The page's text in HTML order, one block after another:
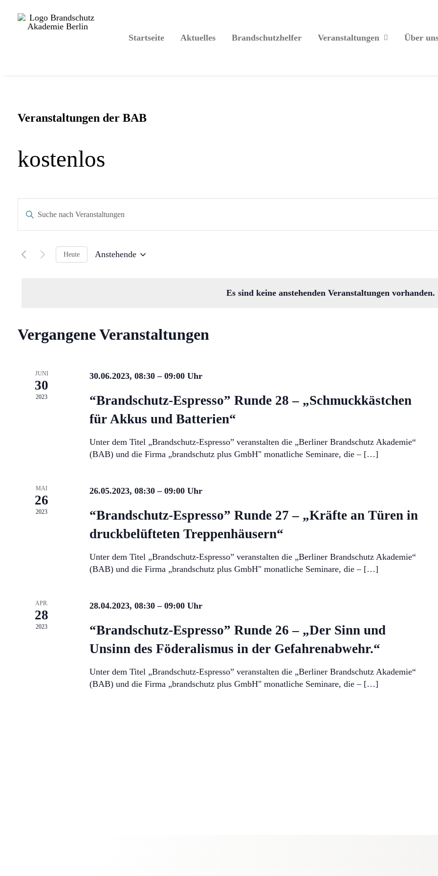
Startseite Aktuelles Brandschutzhelfer Veranstaltungen Über
Veranstaltungen der BAB
kostenlos
Es sind keine anstehenden Veranstaltungen vorhanden.
Suche
und
Ansichten,
Navigation
Bitte
nach
Heute
Anstehende
Vergangene Veranstaltungen
JUNI
30
2023
30.06.2023, 08:30– 09:00
“Brandschutz-Espresso” Runde 28 – „Schmuckkästchen
für Akkus und Batterien“
Unter dem Titel „Brandschutz-Espresso” veranstalten die „Berliner Brandschutz Akademie“
(BAB) und die Firma „brandschutz plus GmbH" monatliche Seminare, die – […]
MAI
26
2023
26.05.2023, 08:30– 09:00
“Brandschutz-Espresso” Runde 27 – „Kräfte an Türen in
druckbelüfteten Treppenhäusern“
Unter dem Titel „Brandschutz-Espresso” veranstalten die „Berliner Brandschutz Akademie“
(BAB) und die Firma „brandschutz plus GmbH" monatliche Seminare, die – […]
APR.
28
2023
28.04.2023, 08:30– 09:00
“Brandschutz-Espresso” Runde 26 – „Der Sinn und
Unsinn des Föderalismus in der Gefahrenabwehr.“
Unter dem Titel „Brandschutz-Espresso” veranstalten die „Berliner Brandschutz Akademie“
(BAB) und die Firma „brandschutz plus GmbH" monatliche Seminare, die – […]